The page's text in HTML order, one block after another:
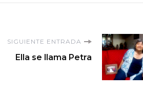
SIGUIENTE ENTRADA
Ella se llama Petra